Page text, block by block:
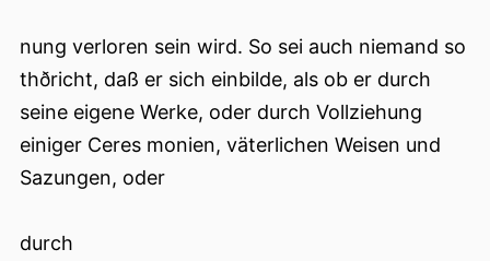
nung verloren sein wird. So sei auch niemand so
thðricht, daß er sich einbilde, als ob er durch
seine eigene Werke, oder durch Vollziehung
einiger Ceres monien, väterlichen Weisen und
Sazungen, oder
durch